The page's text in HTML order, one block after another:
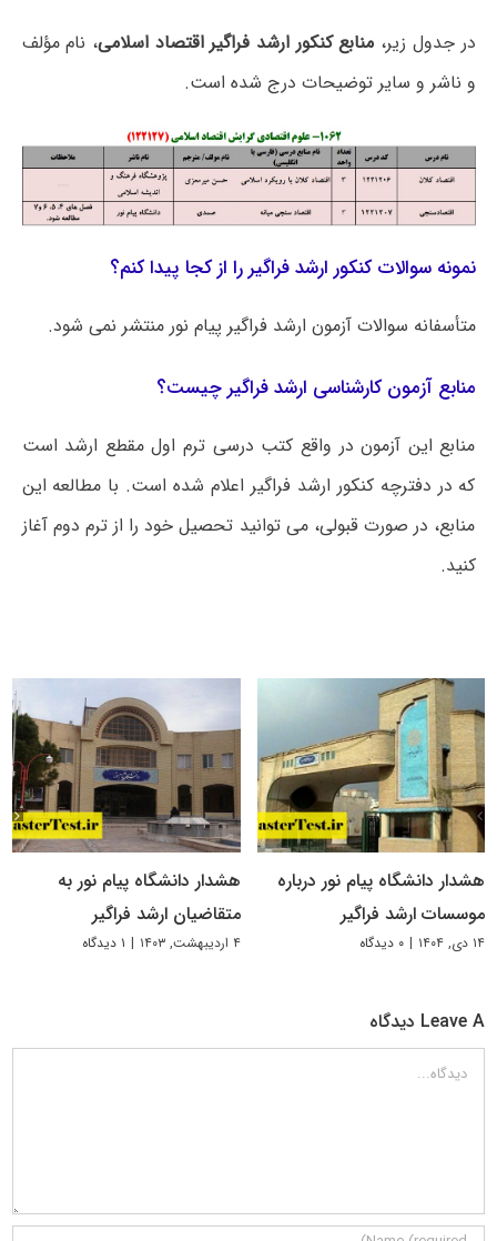
در جدول زیر، منابع کنکور ارشد فراگیر اقتصاد اسلامی، نام مؤلف
و ناشر و سایر توضیحات درج شده است.
نمونه سوالات کنکور ارشد فراگیر را از کجا پیدا کنم؟
متأسفانه سوالات آزمون ارشد فراگیر پیام نور منتشر نمی شود.
منابع آزمون کارشناسی ارشد فراگیر چیست؟
منابع این آزمون در واقع کتب درسی ترم اول مقطع ارشد است
که در دفترچه کنکور ارشد فراگیر اعلام شده است. با مطالعه این
منابع، در صورت قبولی، می توانید تحصیل خود را از ترم دوم آغاز
کنید.
هشدار دانشگاه پیام نور درباره
موسسات ارشد فراگیر
۱۴ دی, ۱۴۰۴ | ۰ دیدگاه
هشدار دانشگاه پیام نور به
متقاضیان ارشد فراگیر
۴ اردیبهشت, ۱۴۰۳ | ۱ دیدگاه
Leave A دیدگاه
دیدگاه